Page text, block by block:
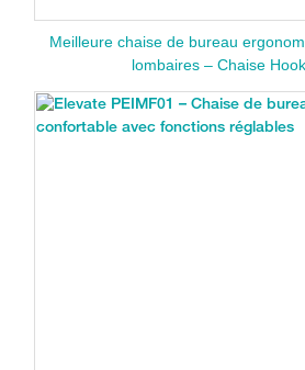
Meilleure chaise de bureau
lombaires – Chaise